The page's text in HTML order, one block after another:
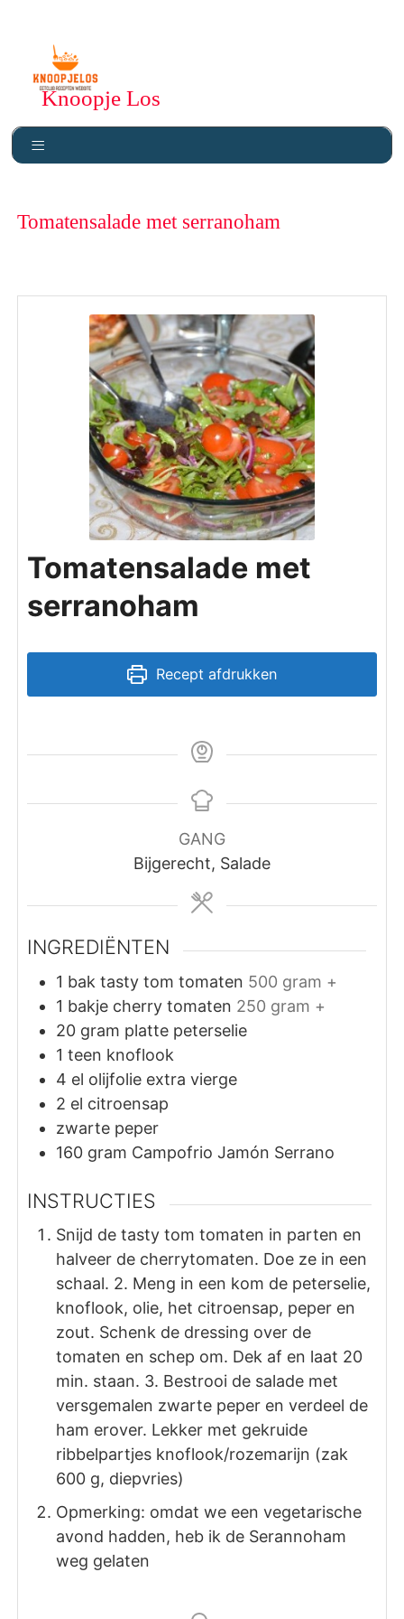
Knoopje Los
Tomatensalade met serranoham
Tomatensalade met
serranoham
Recept afdrukken
GANG
Bijgerecht, Salade
INGREDIËNTEN
1 bak tasty tom tomaten 500 gram +
1 bakje cherry tomaten 250 gram +
20 gram platte peterselie
1 teen knoflook
4 el olijfolie extra vierge
2 el citroensap
zwarte peper
160 gram Campofrio Jamón Serrano
INSTRUCTIES
Snijd de tasty tom tomaten in parten en
halveer de cherrytomaten. Doe ze in een
schaal. 2. Meng in een kom de peterselie,
knoflook, olie, het citroensap, peper en
zout. Schenk de dressing over de
tomaten en schep om. Dek af en laat 20
min. staan. 3. Bestrooi de salade met
versgemalen zwarte peper en verdeel de
ham erover. Lekker met gekruide
ribbelpartjes knoflook/rozemarijn (zak
600 g, diepvries)
Opmerking: omdat we een vegetarische
avond hadden, heb ik de Serannoham
weg gelaten